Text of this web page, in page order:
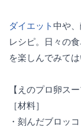
ダイエット中や
レシピ。日々の
を楽しんでみては
【えのプロ卵ス
［材料］
・刻んだブロッ